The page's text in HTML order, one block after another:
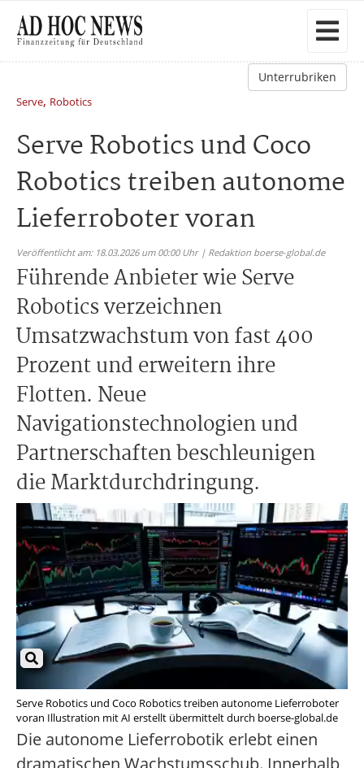
Unterrubriken
Serve, Robotics
Serve Robotics und Coco
Robotics treiben autonome
Lieferroboter voran
Veröffentlicht am: 18.03.2026 um 00:00 Uhr | Redaktion boerse-global.de
Führende Anbieter wie Serve
Robotics verzeichnen
Umsatzwachstum von fast 400
Prozent und erweitern ihre
Flotten. Neue
Navigationstechnologien und
Partnerschaften beschleunigen
die Marktdurchdringung.
Serve Robotics und Coco Robotics treiben autonome Lieferroboter
voran Illustration mit AI erstellt übermittelt durch boerse-global.de
Die autonome Lieferrobotik erlebt einen